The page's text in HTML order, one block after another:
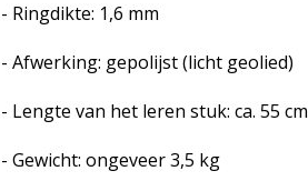
- Ringdikte: 1,6 mm
- Afwerking: gepolijst (licht geolied)
- Lengte van het leren stuk: ca. 55 cm
- Gewicht: ongeveer 3,5 kg